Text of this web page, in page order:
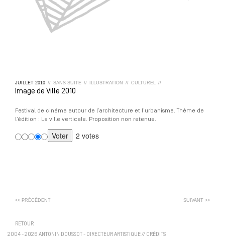
JUILLET 2010 // SANS SUITE // ILLUSTRATION // CULTUREL //
Image de Ville 2010
Festival de cinéma autour de l’architecture et l’urbanisme. Thème de
l’édition : La ville verticale. Proposition non retenue.
2 votes
<< PRÉCÉDENT SUIVANT >>
RETOUR
2004 - 2026 ANTONIN DOUSSOT - DIRECTEUR ARTISTIQUE// CRÉDITS